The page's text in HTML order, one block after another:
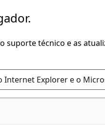
técnico e as
Internet Explorer e o